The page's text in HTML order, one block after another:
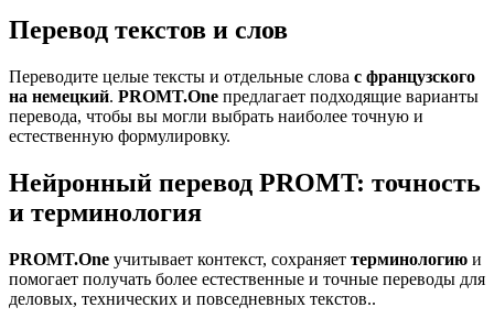
Перевод текстов и слов
Переводите целые тексты и отдельные слова с французского
на немецкий. PROMT.One предлагает подходящие варианты
перевода, чтобы вы могли выбрать наиболее точную и
естественную формулировку.
Нейронный перевод PROMT: точность
и терминология
PROMT.One учитывает контекст, сохраняет терминологию и
помогает получать более естественные и точные переводы для
деловых, технических и повседневных текстов..